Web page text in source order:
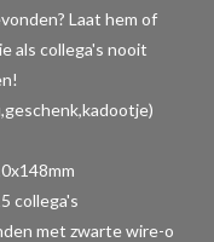
Laat hem of
als collega's nooit
collega's
met zwarte wire-o